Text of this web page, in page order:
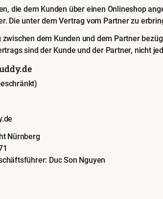
die dem Kunden über einen Onlineshop
Die unter dem Vertrag vom Partner zu
zwischen dem Kunden und dem Partner
sind der Kunde und der Partner, nicht
Nürnberg
Duc Son Nguyen